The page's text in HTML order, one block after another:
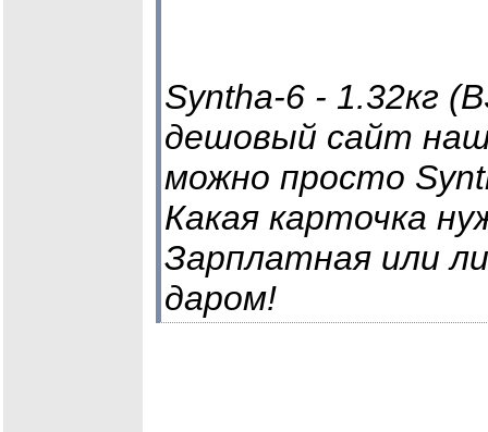
Syntha-6 - 1.32кг
дешовый сайт
можно просто
Какая карточка
Зарплатная или
даром!